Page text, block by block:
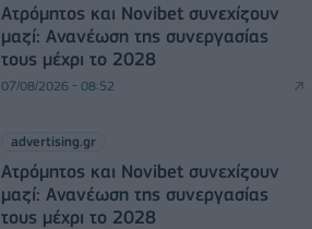
Ατρόμητος και Novibet συνεχίζουν
μαζί: Ανανέωση της συνεργασίας
τους μέχρι το 2028
07/08/2026 - 08:52
advertising.gr
Ατρόμητος και Novibet συνεχίζουν
μαζί: Ανανέωση της συνεργασίας
τους μέχρι το 2028